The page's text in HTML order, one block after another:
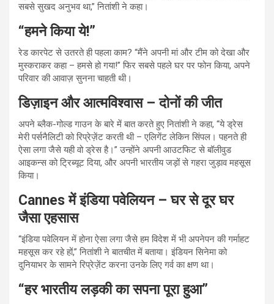
सबसे सुखद अनुभव था,” नितांशी ने कहा।
“हमने किया ये!”
रेड कारपेट से उतरते ही पहला काम? “मैंने अपनी मां और टीम को देखा और
मुस्कराकर कहा – हमसे हो गया!” फिर सबसे पहले घर पर फोन किया, अपने
परिवार की आवाज़ सुनना चाहती थी।
डिज़ाइन और आत्मविश्वास – दोनों की जीत
अपने ब्लैक-गोल्ड गाउन के बारे में बात करते हुए नितांशी ने कहा, “ये ड्रेस
मेरी पर्सनैलिटी को रिप्रेज़ेंट करती थी – एलिगेंट लेकिन सिंपल। पहनते ही
ऐसा लगा जैसे यही वो ड्रेस है।” उन्होंने अपनी आउटफिट से बॉलीवुड
आइकन्स को ट्रिब्यूट दिया, और अपनी भारतीय जड़ों से गहरा जुड़ाव महसूस
किया।
Cannes में इंडिया पवेलियन – घर से दूर घर
जैसा एहसास
“इंडिया पवेलियन में होना ऐसा लगा जैसे हम विदेश में भी अपनेपन की गर्माहट
महसूस कर रहे हों,” नितांशी ने बातचीत में बताया। इंडियन सिनेमा को
दुनियाभर के सामने रिप्रेज़ेंट करना उनके लिए गर्व का क्षण था।
“हर भारतीय लड़की का सपना पूरा हुआ”